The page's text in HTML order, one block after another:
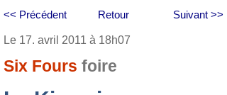
Retour
<< Précédent Suivant >>
Le 17. avril 2011 à 18h07
Six Fours foire